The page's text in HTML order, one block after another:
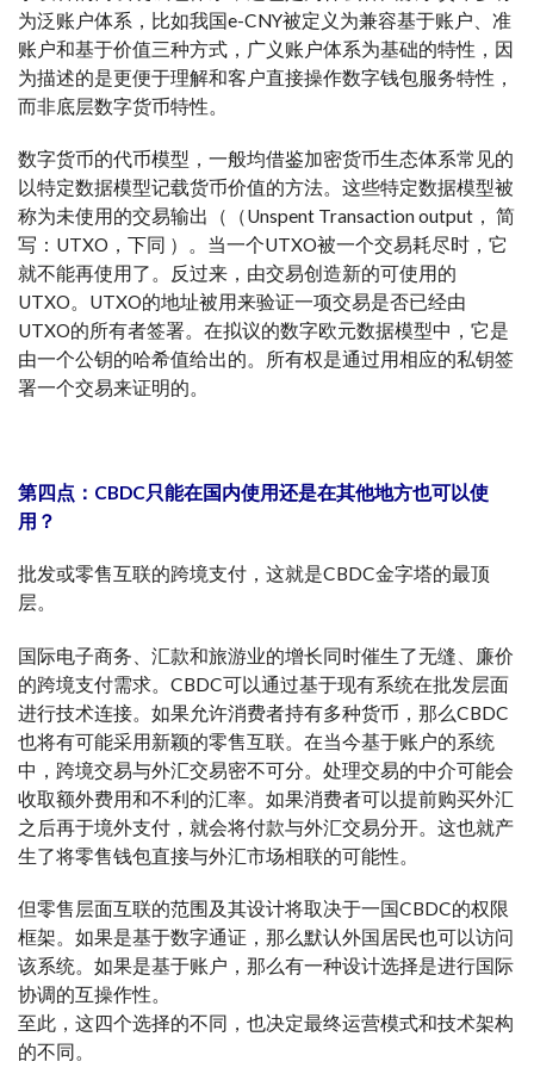
为泛账户体系，比如我国e-CNY被定义为兼容基于账户、准
账户和基于价值三种方式，广义账户体系为基础的特性，因
为描述的是更便于理解和客户直接操作数字钱包服务特性，
而非底层数字货币特性。
数字货币的代币模型，一般均借鉴加密货币生态体系常见的
以特定数据模型记载货币价值的方法。这些特定数据模型被
称为未使用的交易输出（（Unspent Transaction output， 简
写：UTXO，下同 ）。当一个UTXO被一个交易耗尽时，它
就不能再使用了。反过来，由交易创造新的可使用的
UTXO。UTXO的地址被用来验证一项交易是否已经由
UTXO的所有者签署。在拟议的数字欧元数据模型中，它是
由一个公钥的哈希值给出的。所有权是通过用相应的私钥签
署一个交易来证明的。
第四点：CBDC只能在国内使用还是在其他地方也可以使
用？
批发或零售互联的跨境支付，这就是CBDC金字塔的最顶
层。
国际电子商务、汇款和旅游业的增长同时催生了无缝、廉价
的跨境支付需求。CBDC可以通过基于现有系统在批发层面
进行技术连接。如果允许消费者持有多种货币，那么CBDC
也将有可能采用新颖的零售互联。在当今基于账户的系统
中，跨境交易与外汇交易密不可分。处理交易的中介可能会
收取额外费用和不利的汇率。如果消费者可以提前购买外汇
之后再于境外支付，就会将付款与外汇交易分开。这也就产
生了将零售钱包直接与外汇市场相联的可能性。
但零售层面互联的范围及其设计将取决于一国CBDC的权限
框架。如果是基于数字通证，那么默认外国居民也可以访问
该系统。如果是基于账户，那么有一种设计选择是进行国际
协调的互操作性。
至此，这四个选择的不同，也决定最终运营模式和技术架构
的不同。